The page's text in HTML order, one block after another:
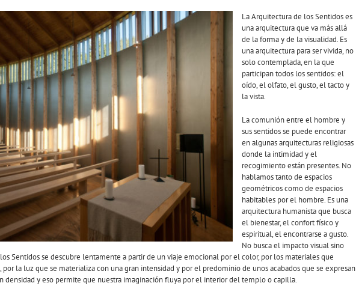
La Arquitectura de los Sentidos es
una arquitectura que va más allá
de la forma y de la visualidad. Es
una arquitectura para ser vivida, no
solo contemplada, en la que
participan todos los sentidos: el
oído, el olfato, el gusto, el tacto y
la vista.
La comunión entre el hombre y
sus sentidos se puede encontrar
en algunas arquitecturas religiosas
donde la intimidad y el
recogimiento están presentes. No
hablamos tanto de espacios
geométricos como de espacios
habitables por el hombre. Es una
arquitectura humanista que busca
el bienestar, el confort físico y
espiritual, el encontrarse a gusto.
No busca el impacto visual sino
Sentidos se descubre lentamente a partir de un viaje emocional por el color, por los materiales que
por la luz que se materializa con una gran intensidad y por el predominio de unos acabados que se expresan
densidad y eso permite que nuestra imaginación fluya por el interior del templo o capilla.